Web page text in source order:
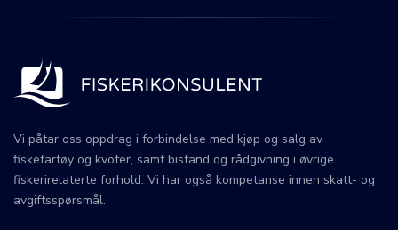
Vi påtar oss oppdrag i forbindelse med kjøp og salg av
fiskefartøy og kvoter, samt bistand og rådgivning i øvrige
fiskerirelaterte forhold. Vi har også kompetanse innen skatt- og
avgiftsspørsmål.